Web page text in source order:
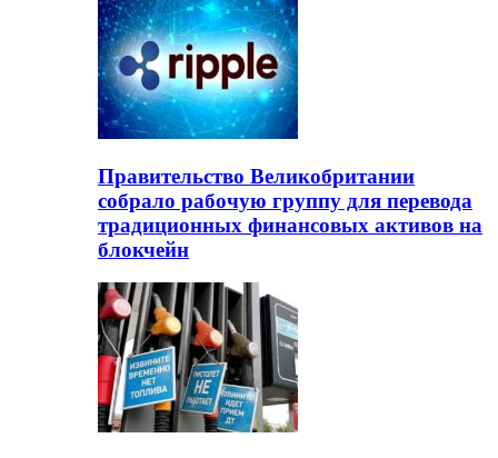
Правительство Великобритании
собрало рабочую группу для перевода
традиционных финансовых активов на
блокчейн